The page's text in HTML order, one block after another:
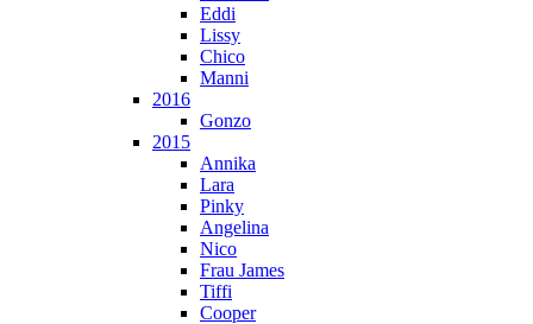
Eddi
Lissy
Chico
Manni
2016
Gonzo
2015
Annika
Lara
Pinky
Angelina
Nico
Frau James
Tiffi
Cooper